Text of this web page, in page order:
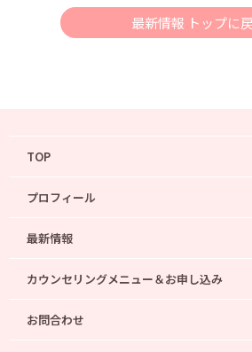
最新情報 トップに
TOP
プロフィール
最新情報
カウンセリングメニュー＆お申し込み
お問合わせ